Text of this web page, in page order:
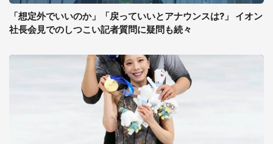
「想定外でいいのか」「戻っていいとアナウンスは?」 イオン
社長会見でのしつこい記者質問に疑問も続々